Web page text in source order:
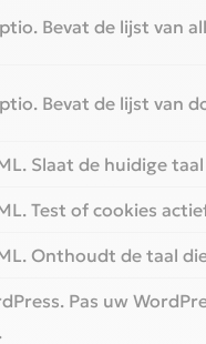
Bevat de lijst van
Bevat de lijst van
Slaat de huidige
Test of cookies
Onthoudt de taal
Pas uw